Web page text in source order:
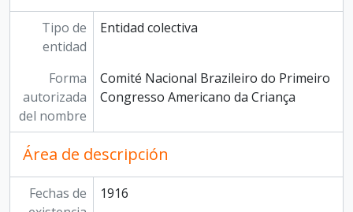
Tipo de
entidad
Entidad colectiva
Forma
autorizada
del nombre
Comité Nacional Brazileiro do Primeiro
Congresso Americano da Criança
Área de descripción
Fechas de
1916